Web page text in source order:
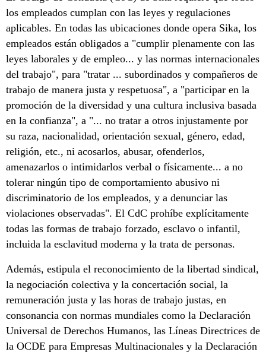
los empleados cumplan con las leyes y regulaciones
aplicables. En todas las ubicaciones donde opera Sika, los
empleados están obligados a "cumplir plenamente con las
leyes laborales y de empleo... y las normas internacionales
del trabajo", para "tratar ... subordinados y compañeros de
trabajo de manera justa y respetuosa", a "participar en la
promoción de la diversidad y una cultura inclusiva basada
en la confianza", a "... no tratar a otros injustamente por
su raza, nacionalidad, orientación sexual, género, edad,
religión, etc., ni acosarlos, abusar, ofenderlos,
amenazarlos o intimidarlos verbal o físicamente... a no
tolerar ningún tipo de comportamiento abusivo ni
discriminatorio de los empleados, y a denunciar las
violaciones observadas". El CdC prohíbe explícitamente
todas las formas de trabajo forzado, esclavo o infantil,
incluida la esclavitud moderna y la trata de personas.
Además, estipula el reconocimiento de la libertad sindical,
la negociación colectiva y la concertación social, la
remuneración justa y las horas de trabajo justas, en
consonancia con normas mundiales como la Declaración
Universal de Derechos Humanos, las Líneas Directrices de
la OCDE para Empresas Multinacionales y la Declaración